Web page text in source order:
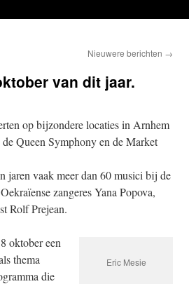
Nieuwere berichten →
van dit jaar.
op bijzondere locaties in Arnhem
Queen Symphony en de Market
jaren vaak meer dan 60 musici bij de
zangeres Yana Popova,
Rolf Prejean.
Eric Mesie
oktober een
thema
die